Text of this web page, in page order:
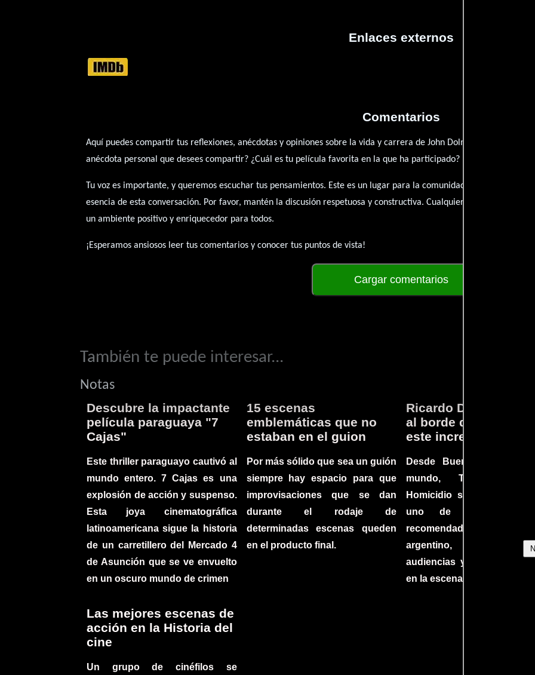
Enlaces externos
Comentarios
Aquí puedes compartir tus reflexiones, anécdotas y opiniones sobre la vida y carrera de John Dolman. ¿Qué te ha
anécdota personal que desees compartir? ¿Cuál es tu película favorita en la que ha participado?
Tu voz es importante, y queremos escuchar tus pensamientos. Este es un lugar para la comunidad de admiradores
esencia de esta conversación. Por favor, mantén la discusión respetuosa y constructiva. Cualquier forma de
un ambiente positivo y enriquecedor para todos.
¡Esperamos ansiosos leer tus comentarios y conocer tus puntos de vista!
Cargar comentarios
También te puede interesar...
Notas
Descubre la impactante
película paraguaya "7
Cajas"
Este thriller paraguayo cautivó al
mundo entero. 7 Cajas es una
explosión de acción y suspenso.
Esta joya cinematográfica
latinoamericana sigue la historia
de un carretillero del Mercado 4
de Asunción que se ve envuelto
en un oscuro mundo de crimen
15 escenas
emblemáticas que no
estaban en el guion
Por más sólido que sea un guión
siempre hay espacio para que
improvisaciones que se dan
durante el rodaje de
determinadas escenas queden
en el producto final.
Ricardo Darín te
al borde del asiento
este increíble thriller
Desde Buenos Aires
mundo, Tesis sobre
Homicidio se ha
uno de los filmes
recomendados del
argentino,
audiencias y dejando su
en la escena internacional.
Las mejores escenas de
acción en la Historia del
cine
Un grupo de cinéfilos se